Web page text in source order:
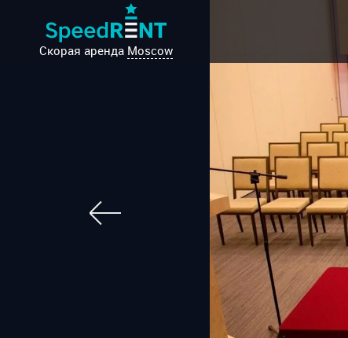
Скорая аренда Moscow